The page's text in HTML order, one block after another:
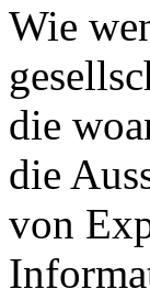
Wie
die
die
von